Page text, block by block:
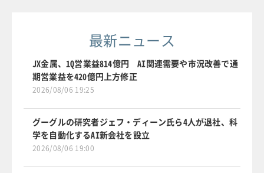
最新ニュース
JX金属、1Q営業益814億円 AI関連需要や市況改善で通
期営業益を420億円上方修正
2026/08/06 19:25
グーグルの研究者ジェフ・ディーン氏ら4人が退社、科
学を自動化するAI新会社を設立
2026/08/06 19:00